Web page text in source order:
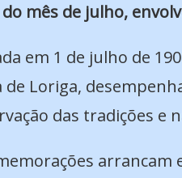
mês de julho,
em 1 de julho de
de Loriga,
das tradições e
arrancam